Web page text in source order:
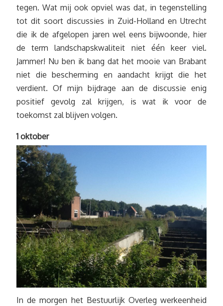
tegen. Wat mij ook opviel was dat, in tegenstelling
tot dit soort discussies in Zuid-Holland en Utrecht
die ik de afgelopen jaren wel eens bijwoonde, hier
de term landschapskwaliteit niet één keer viel.
Jammer! Nu ben ik bang dat het mooie van Brabant
niet die bescherming en aandacht krijgt die het
verdient. Of mijn bijdrage aan de discussie enig
positief gevolg zal krijgen, is wat ik voor de
toekomst zal blijven volgen.
1 oktober
In de morgen het Bestuurlijk Overleg werkeenheid